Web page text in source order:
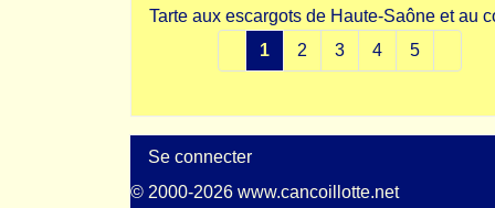
Tarte aux escargots de Haute-Saône et au
1
2 3 4 5
Se connecter
© 2000-2026 www.cancoillotte.net